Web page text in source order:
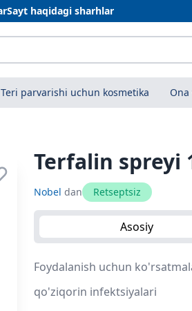
Sayt haqidagi sharhlar
Teri parvarishi uchun kosmetika
Terfalin spreyi
Nobel dan Retseptsiz
Asosiy
Foydalanish uchun
qo'ziqorin infektsiyalari